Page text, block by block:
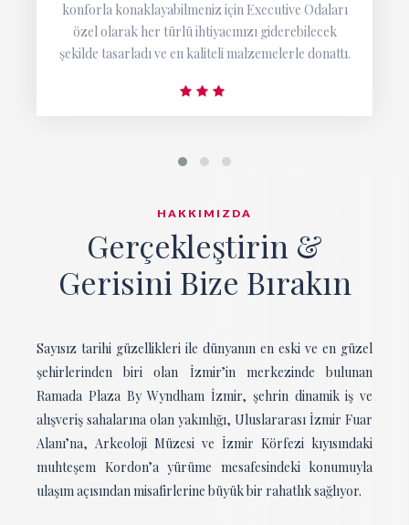
konforla konaklayabilmeniz için Executive Odaları
özel olarak her türlü ihtiyacınızı giderebilecek
şekilde tasarladı ve en kaliteli malzemelerle donattı.
HAKKIMIZDA
Gerçekleştirin &
Gerisini Bize Bırakın
Sayısız tarihi güzellikleri ile dünyanın en eski ve en güzel
şehirlerinden biri olan İzmir’in merkezinde bulunan
Ramada Plaza By Wyndham İzmir, şehrin dinamik iş ve
alışveriş sahalarına olan yakınlığı, Uluslararası İzmir Fuar
Alanı’na, Arkeoloji Müzesi ve İzmir Körfezi kıyısındaki
muhteşem Kordon’a yürüme mesafesindeki konumuyla
ulaşım açısından misafirlerine büyük bir rahatlık sağlıyor.